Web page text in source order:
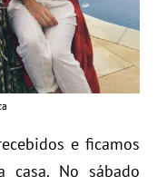
e ficamos
casa. No sábado